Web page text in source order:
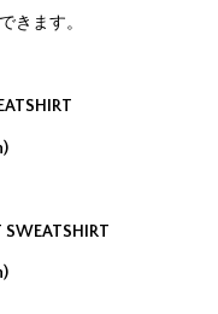
きます。
SWEATSHIRT